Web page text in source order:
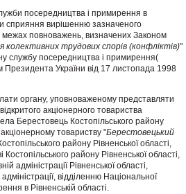
посередництва і примирення в
сприяння вирішенню зазначеного
межах повноважень, визначених Законом
колективних трудових спорів (конфліктів)"
службу посередництва і примирення(
України від 17 листопада 1998
органу, уповноваженому представляти
акціонерного товариства
Берестовець Костопільського району
акціонерному товариству "Берестовецький
району Рівненської області,
Костопільського району Рівненської області,
адміністрації Рівненської області,
відділенню Національної
в Рівненській області.